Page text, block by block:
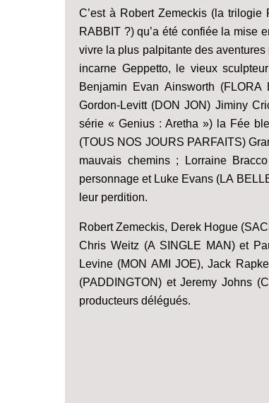
C’est à Robert Zemeckis (la
RABBIT ?) qu’a été confiée la mise
vivre la plus palpitante des
incarne Geppetto, le vieux
Benjamin Evan Ainsworth
Gordon-Levitt (DON JON) Jiminy
série « Genius : Aretha ») la Fée
(TOUS NOS JOURS PARFAITS)
mauvais chemins ; Lorraine
personnage et Luke Evans (LA
leur perdition.
Robert Zemeckis, Derek Hogue
Chris Weitz (A SINGLE MAN) et
Levine (MON AMI JOE), Jack
(PADDINGTON) et Jeremy Johns
producteurs délégués.